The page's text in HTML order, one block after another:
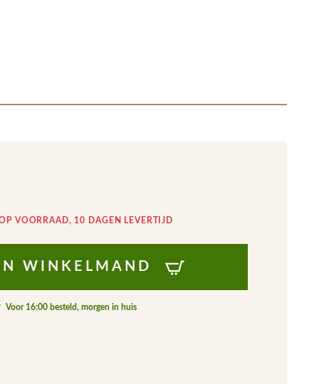
VOORRAAD, 10 DAGEN LEVERTIJD
WINKELMAND
Voor 16:00 besteld, morgen in huis